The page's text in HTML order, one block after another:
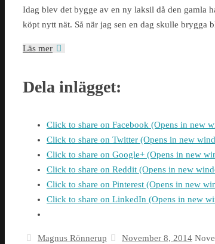
Idag blev det bygge av en ny laksil då den gamla
köpt nytt nät. Så när jag sen en dag skulle
Läs mer
Dela inlägget:
Click to share on Facebook (Opens in new
Click to share on Twitter (Opens in new
Click to share on Google+ (Opens in new
Click to share on Reddit (Opens in new
Click to share on Pinterest (Opens in new
Click to share on LinkedIn (Opens in new
Magnus Rönnerup November 8, 2014